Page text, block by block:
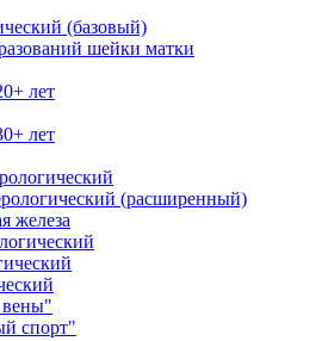
(базовый)
шейки матки
лет
лет
(расширенный)
железа
вены"
спорт"